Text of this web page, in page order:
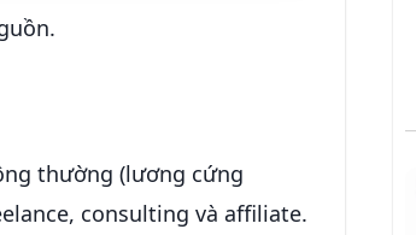
thường (lương cứng
consulting và affiliate.